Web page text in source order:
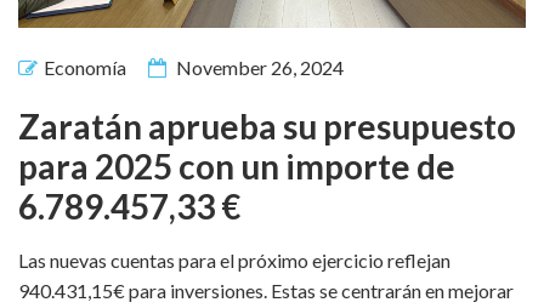
Economía November 26, 2024
Zaratán aprueba su presupuesto
para 2025 con un importe de
6.789.457,33 €
Las nuevas cuentas para el próximo ejercicio reflejan
940.431,15€ para inversiones. Estas se centrarán en mejorar